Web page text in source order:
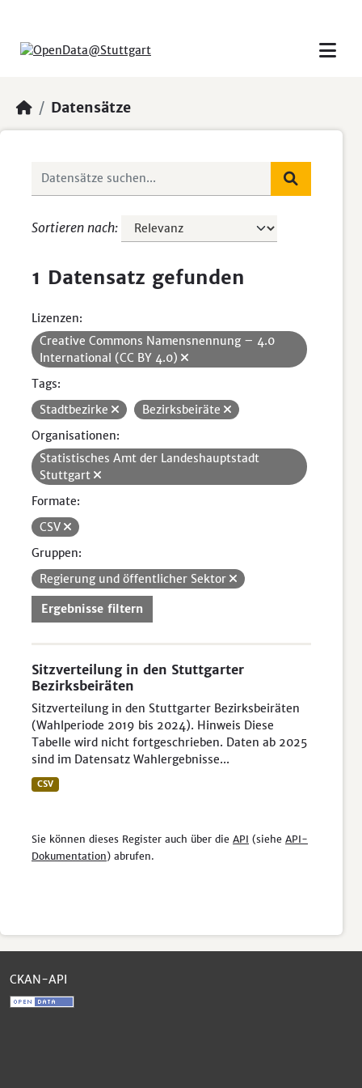
Datensätze
Sortieren nach
1 Datensatz gefunden
Lizenzen:
Creative Commons Namensnennung – 4.0
International (CC BY 4.0)
Tags:
Stadtbezirke
Bezirksbeiräte
Organisationen:
Statistisches Amt der Landeshauptstadt
Stuttgart
Formate:
CSV
Gruppen:
Regierung und öffentlicher Sektor
Ergebnisse filtern
Sitzverteilung in den Stuttgarter
Bezirksbeiräten
Sitzverteilung in den Stuttgarter Bezirksbeiräten
(Wahlperiode 2019 bis 2024). Hinweis Diese
Tabelle wird nicht fortgeschrieben. Daten ab 2025
sind im Datensatz Wahlergebnisse...
CSV
Sie können dieses Register auch über die API (siehe API-
Dokumentation) abrufen.
CKAN-API